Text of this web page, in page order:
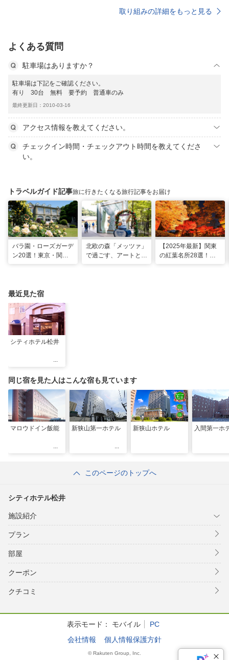
取り組みの詳細をもっと見る
よくある質問
駐車場はありますか？
駐車場は下記をご確認ください。
有り 30台 無料 要予約 普通車のみ
最終更新日：2010-03-16
アクセス情報を教えてください。
チェックイン時間・チェックアウト時間を教えてくださ
い。
トラベルガイド記事旅に行きたくなる旅行記事をお届け
バラ園・ローズガーデ
ン20選！東京・関東
北欧の森「メッツァ」
で過ごす、アートとム
【2025年最新】関東
の紅葉名所28選！
最近見た宿
シティホテル松井
同じ宿を見た人はこんな宿も見ています
マロウドイン飯能 新狭山第一ホテル 新狭山ホテル 入間第一ホ
このページのトップへ
シティホテル松井
施設紹介
プラン
部屋
クーポン
クチコミ
表示モード： モバイル
PC
会社情報
個人情報保護方針
© Rakuten Group, Inc.